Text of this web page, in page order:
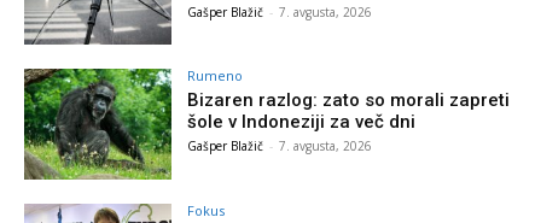
Gašper Blažič - 7. avgusta, 2026
Rumeno
Bizaren razlog: zato so morali zapreti
šole v Indoneziji za več dni
Gašper Blažič - 7. avgusta, 2026
Fokus